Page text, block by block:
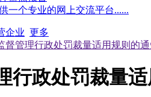
一个专业的网上交流平台......
企业 更多
督管理行政处罚裁量适用规则的
行政处罚裁量